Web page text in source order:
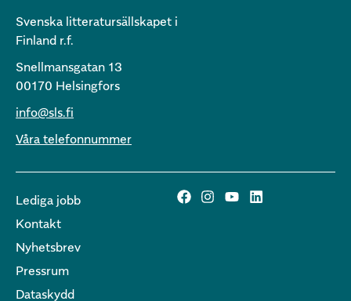
Svenska litteratursällskapet i
Finland r.f.
Snellmansgatan 13
00170 Helsingfors
info@sls.fi
Våra telefonnummer
Lediga jobb
Kontakt
Nyhetsbrev
Pressrum
Dataskydd